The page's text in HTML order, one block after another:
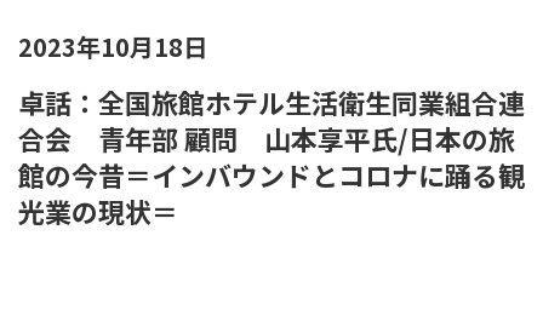
2023年10月18日
卓話：全国旅館ホテル生活衛生同業組合連
合会 青年部 顧問 山本享平氏/日本の旅
館の今昔＝インバウンドとコロナに踊る観
光業の現状＝